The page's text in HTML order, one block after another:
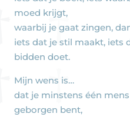
moed krijgt,
waarbij je gaat zingen,
iets dat je stil maakt, iets
bidden doet.
Mijn wens is…
dat je minstens één
geborgen bent,